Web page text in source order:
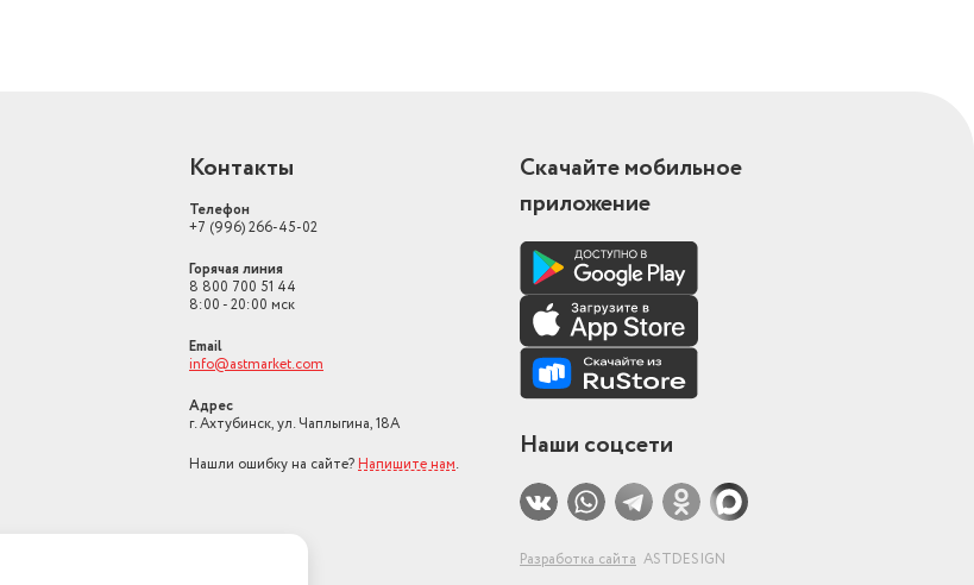
Контакты
Телефон
+7 (996) 266-45-02
Горячая линия
8 800 700 51 44
8:00 - 20:00 мск
Email
info@astmarket.com
Адрес
г. Ахтубинск, ул. Чаплыгина, 18А
Нашли ошибку на сайте? Напишите нам.
Скачайте мобильное
приложение
Наши соцсети
Разработка сайта ASTDESIGN